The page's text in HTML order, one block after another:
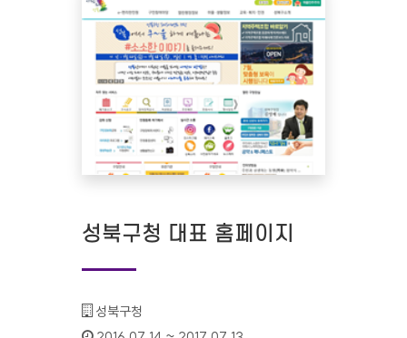
성북구청 대표 홈페이지
기관명 :
성북구청